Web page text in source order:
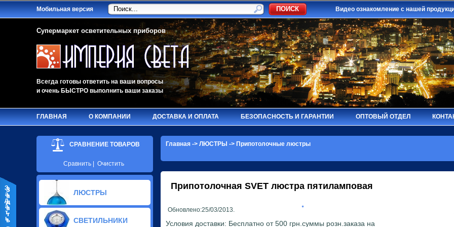
З
а
д
а
т
ь
Мобильная версия Видео ознакомление с нашей
Супермаркет осветительных приборов
Всегда готовы ответить на ваши вопросы
и очень БЫСТРО выполнить ваши заказы
ГЛАВНАЯ О КОМПАНИИ ДОСТАВКА И ОПЛАТА БЕЗОПАСНОСТЬ И ГАРАНТИИ ОПТОВЫЙ ОТДЕЛ
Главная -> ЛЮСТРЫ -> Припотолочные люстры
Припотолочная SVET люстра пятиламповая
Обновлено:25/03/2013.
Условия доставки: Бесплатно от 500 грн.суммы розн.заказа на
СРАВНЕНИЕ ТОВАРОВ
Сравнить Очистить
ЛЮСТРЫ
Стеклянные люстры (114)
Хрустальные люстры (41)
СВЕТИЛЬНИКИ